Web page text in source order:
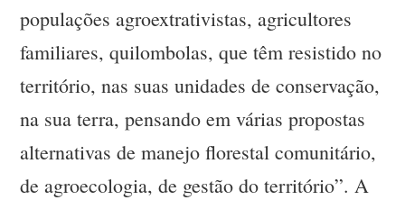
populações agroextrativistas, agricultores
familiares, quilombolas, que têm resistido no
território, nas suas unidades de conservação,
na sua terra, pensando em várias propostas
alternativas de manejo florestal comunitário,
de agroecologia, de gestão do território”. A